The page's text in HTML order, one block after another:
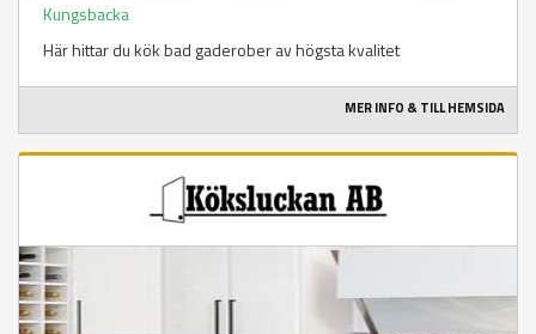
Kungsbacka
Här hittar du kök bad gaderober av högsta kvalitet
MER INFO & TILL HEMSIDA